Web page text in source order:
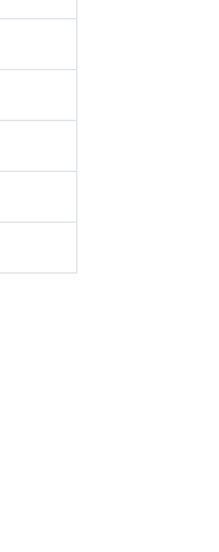
前髪クリップ